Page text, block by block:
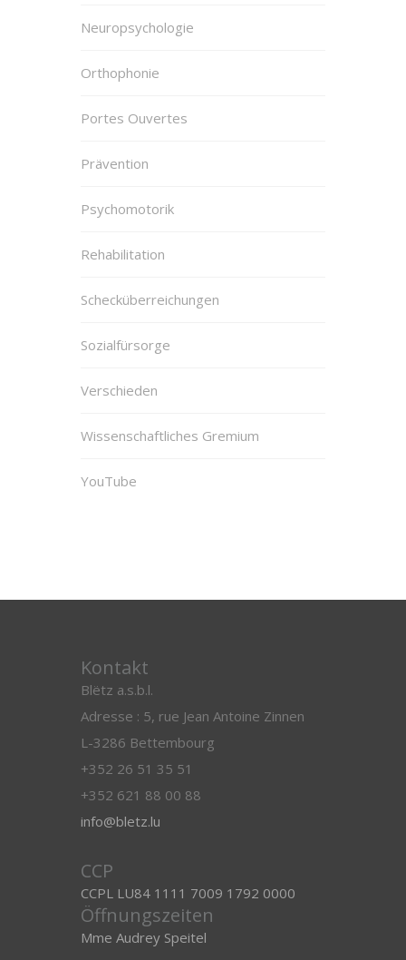
Neuropsychologie
Orthophonie
Portes Ouvertes
Prävention
Psychomotorik
Rehabilitation
Schecküberreichungen
Sozialfürsorge
Verschieden
Wissenschaftliches Gremium
YouTube
Kontakt
Blëtz a.s.b.l.
Adresse : 5, rue Jean Antoine Zinnen
L-3286 Bettembourg
+352 26 51 35 51
+352 621 88 00 88
info@bletz.lu
CCP
CCPL LU84 1111 7009 1792 0000
Öffnungszeiten
Mme Audrey Speitel